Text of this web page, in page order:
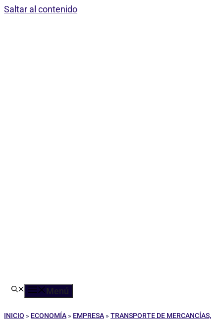
Saltar al contenido
Menú
INICIO » ECONOMÍA » EMPRESA » TRANSPORTE DE MERCANCÍAS,